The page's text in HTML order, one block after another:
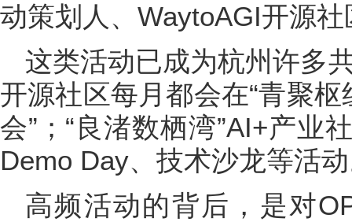
动策划人、WaytoAGI开源
这类活动已成为杭州许多
开源社区每月都会在“青聚
会”；“良渚数栖湾”AI+产业
Demo Day、技术沙龙等活
高频活动的背后，是对